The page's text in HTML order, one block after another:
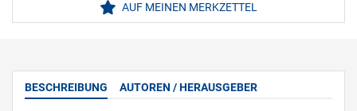
AUF MEINEN MERKZETTEL
BESCHREIBUNG AUTOREN / HERAUSGEBER